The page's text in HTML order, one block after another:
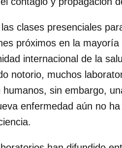
clases presenciales
próximos en la mayoría
internacional de la
notorio, muchos
sin embargo,
enfermedad aún no